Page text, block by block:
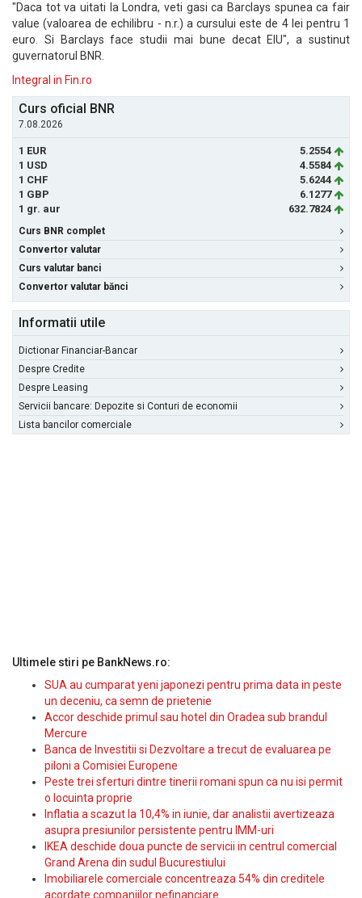
"Daca tot va uitati la Londra, veti gasi ca Barclays spunea ca fair
value (valoarea de echilibru - n.r.) a cursului este de 4 lei pentru 1
euro. Si Barclays face studii mai bune decat EIU", a sustinut
guvernatorul BNR.
Integral in Fin.ro
Curs oficial BNR
7.08.2026
1 EUR
5.2554
1 USD
4.5584
1 CHF
5.6244
1 GBP
6.1277
1 gr. aur
632.7824
Curs BNR complet
Convertor valutar
Curs valutar banci
Convertor valutar bănci
Informatii utile
Dictionar Financiar-Bancar
Despre Credite
Despre Leasing
Servicii bancare: Depozite si Conturi de economii
Lista bancilor comerciale
Ultimele stiri pe BankNews.ro:
SUA au cumparat yeni japonezi pentru prima data in peste
un deceniu, ca semn de prietenie
Accor deschide primul sau hotel din Oradea sub brandul
Mercure
Banca de Investitii si Dezvoltare a trecut de evaluarea pe
piloni a Comisiei Europene
Peste trei sferturi dintre tinerii romani spun ca nu isi permit
o locuinta proprie
Inflatia a scazut la 10,4% in iunie, dar analistii avertizeaza
asupra presiunilor persistente pentru IMM-uri
IKEA deschide doua puncte de servicii in centrul comercial
Grand Arena din sudul Bucurestiului
Imobiliarele comerciale concentreaza 54% din creditele
acordate companiilor nefinanciare